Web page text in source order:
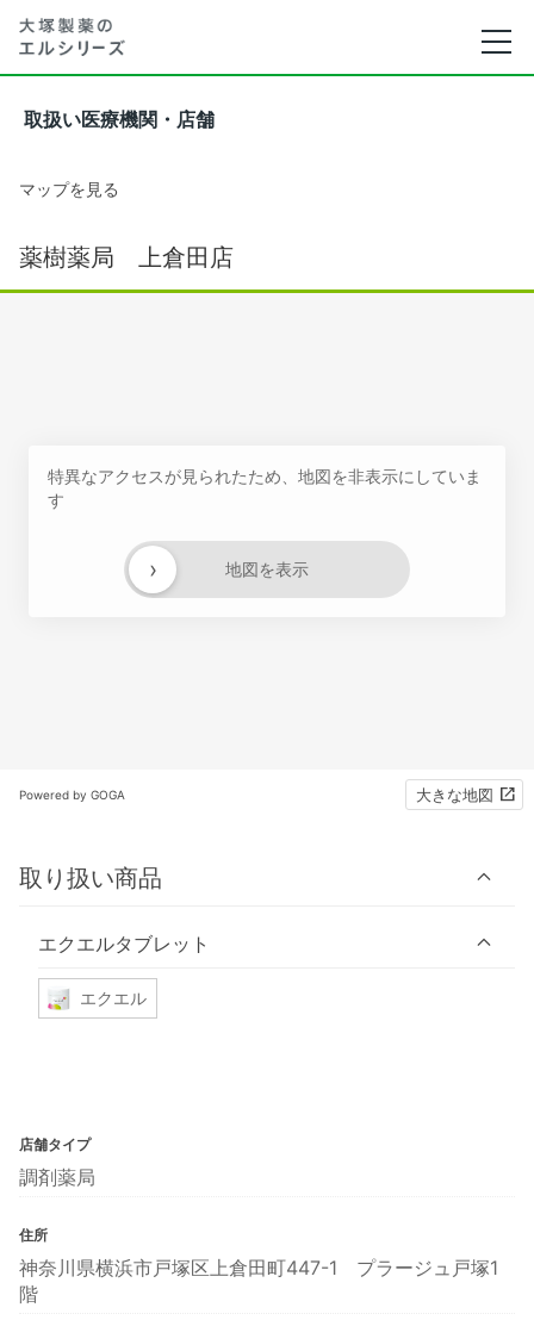
取扱い医療機関・店舗
マップを見る
薬樹薬局 上倉田店
特異なアクセスが見られたため、地図を非表示にしていま
す
地図を表示
›
Powered by GOGA 大きな地図
取り扱い商品
エクエルタブレット
エクエル
店舗タイプ
調剤薬局
住所
神奈川県横浜市戸塚区上倉田町447-1 プラージュ戸塚1
階